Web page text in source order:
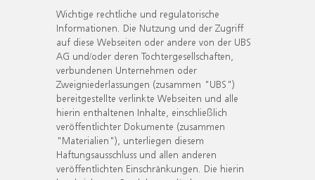
Wichtige rechtliche und regulatorische
Informationen. Die Nutzung und der Zugriff
auf diese Webseiten oder andere von der UBS
AG und/oder deren Tochtergesellschaften,
verbundenen Unternehmen oder
Zweigniederlassungen (zusammen "UBS")
bereitgestellte verlinkte Webseiten und alle
hierin enthaltenen Inhalte, einschließlich
veröffentlichter Dokumente (zusammen
"Materialien"), unterliegen diesem
Haftungsausschluss und allen anderen
veröffentlichten Einschränkungen. Die hierin